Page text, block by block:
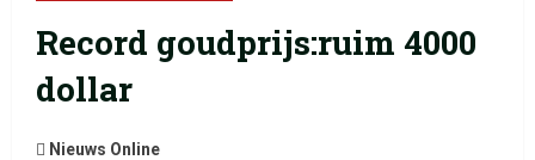
Record goudprijs:ruim 4000
dollar
Nieuws Online